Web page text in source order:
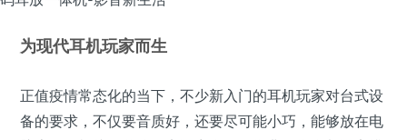
为现代耳机玩家而生
正值疫情常态化的当下，不少新入门的耳机玩家对台式设
备的要求，不仅要音质好，还要尽可能小巧，能够放在电